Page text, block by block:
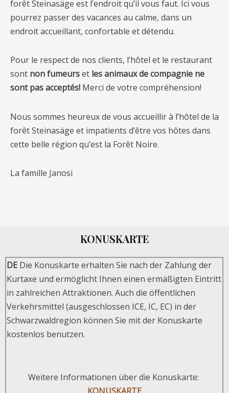
forêt Steinasäge est l’endroit qu’il vous faut. Ici vous
pourrez passer des vacances au calme, dans un
endroit accueillant, confortable et détendu.
Pour le respect de nos clients, l’hôtel et le restaurant
sont non fumeurset les animaux de compagnie ne
sont pas acceptés! Merci de votre compréhension!
Nous sommes heureux de vous accueillir à l’hôtel de la
forêt Steinasäge et impatients d’être vos hôtes dans
cette belle région qu’est la Forêt Noire.
La famille Janosi
KONUSKARTE
DE Die Konuskarte erhalten Sie nach der Zahlung der
Kurtaxe und ermöglicht Ihnen einen ermäßigten Eintritt
in zahlreichen Attraktionen. Auch die öffentlichen
Verkehrsmittel (ausgeschlossen ICE, IC, EC) in der
Schwarzwaldregion können Sie mit der Konuskarte
kostenlos benutzen.
Weitere Informationen über die Konuskarte:
KONUSKARTE